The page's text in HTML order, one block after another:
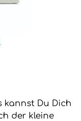
kannst Du Dich
der kleine